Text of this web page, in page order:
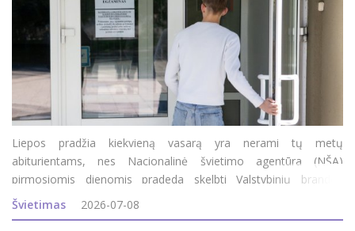
Liepos pradžia kiekvieną vasarą yra nerami tų metų
abiturientams, nes Nacionalinė švietimo agentūra (NŠA)
pirmosiomis dienomis pradeda skelbti Valstybinių brandos
egzaminų (VBE) rezultatus. Pirmuosius abiturientai sužinojo jau
vakar: po 14 val. NŠA internetinėje svetainėje pasir
Švietimas 2026-07-08